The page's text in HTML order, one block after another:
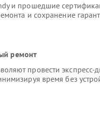
и прошедшие
и сохранение
ремонт
провести экспресс-
время без